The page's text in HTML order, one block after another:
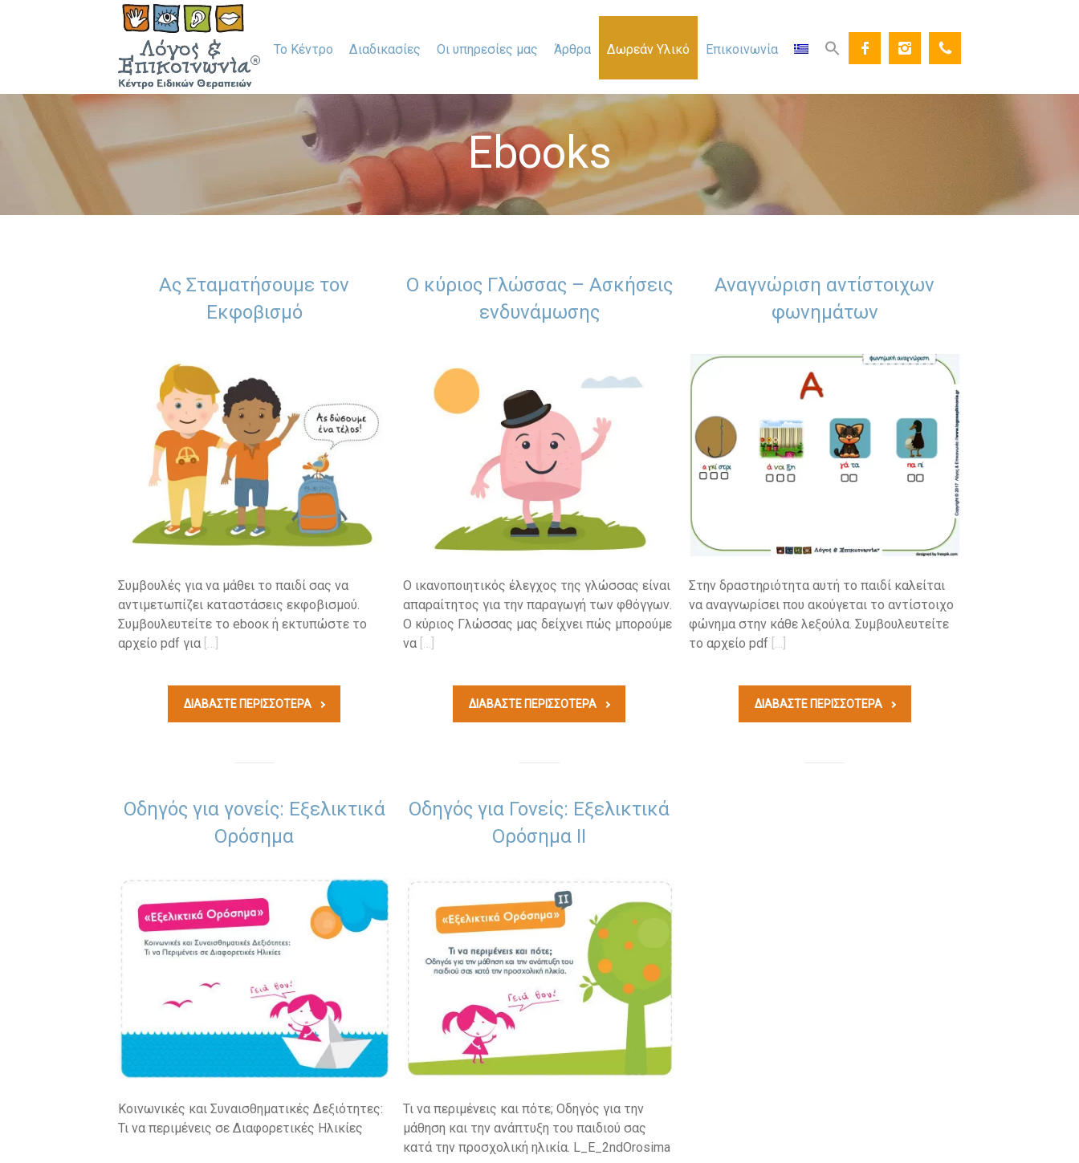
Το Κέντρο Διαδικασίες Οι υπηρεσίες μας Άρθρα Δωρεάν Υλικό Επικοινωνία
Ebooks
Ας Σταματήσουμε τον
Εκφοβισμό
Συμβουλές για να μάθει το παιδί σας να
αντιμετωπίζει καταστάσεις εκφοβισμού.
Συμβουλευτείτε το ebooκ ή εκτυπώστε το
αρχείο pdf για
ΔΙΑΒΆΣΤΕ ΠΕΡΙΣΣΟΤΕΡΑ
Οδηγός για γονείς: Εξελικτικά
Ορόσημα
Κοινωνικές και Συναισθηματικές Δεξιότητες:
Τι να περιμένεις σε Διαφορετικές Ηλικίες
Ο κύριος Γλώσσας – Ασκήσεις
ενδυνάμωσης
Ο ικανοποιητικός έλεγχος της γλώσσας είναι
απαραίτητος για την παραγωγή των φθόγγων.
Ο κύριος Γλώσσας μας δείχνει πώς μπορούμε
να
ΔΙΑΒΆΣΤΕ ΠΕΡΙΣΣΟΤΕΡΑ
Οδηγός για Γονείς: Εξελικτικά
Ορόσημα ΙΙ
Τι να περιμένεις και πότε; Οδηγός για την
μάθηση και την ανάπτυξη του παιδιού σας
κατά την προσχολική ηλικία. L_E_2ndOrosima
Αναγνώριση αντίστοιχων
φωνημάτων
Στην δραστηριότητα αυτή το παιδί καλείται
να αναγνωρίσει που ακούγεται το αντίστοιχο
φώνημα στην κάθε λεξούλα. Συμβουλευτείτε
το αρχείο pdf
ΔΙΑΒΆΣΤΕ ΠΕΡΙΣΣΟΤΕΡΑ